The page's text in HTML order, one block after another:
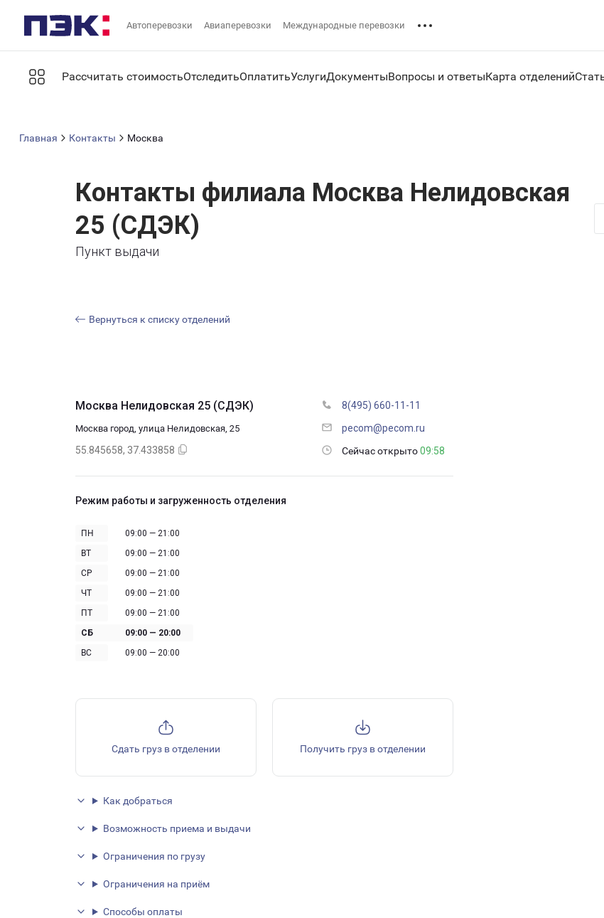
Автоперевозки Авиаперевозки Международные перевозки
Рассчитать стоимостьОтследитьОплатитьУслугиДокументыВопросы и ответыКарта отделений
Главная Контакты Москва
Контакты филиала Москва Нелидовская
25 (СДЭК)
Пункт выдачи
Вернуться к списку отделений
Москва Нелидовская 25 (СДЭК)
Москва город, улица Нелидовская, 25
55.845658, 37.433858
8(495) 660-11-11
pecom@pecom.ru
Сейчас открыто 09:58
Режим работы и загруженность отделения
ПН
09:00 — 21:00
ВТ
09:00 — 21:00
СР
09:00 — 21:00
ЧТ
09:00 — 21:00
ПТ
09:00 — 21:00
СБ
09:00 — 20:00
ВС
09:00 — 20:00
Сдать груз в отделении Получить груз в отделении
Как добраться
Возможность приема и выдачи
Ограничения по грузу
Ограничения на приём
Способы оплаты